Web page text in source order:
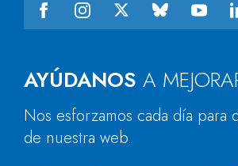
AYÚDANOS A
Nos esforzamos cada día para
de nuestra web.